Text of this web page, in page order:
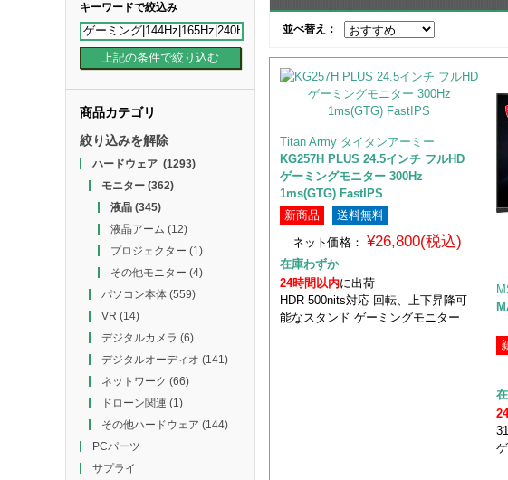
キーワードで絞込み
商品カテゴリ
絞り込みを解除
ハードウェア(1293)
モニター(362)
液晶(345)
液晶アーム (12)
プロジェクター (1)
その他モニター (4)
パソコン本体(559)
VR (14)
デジタルカメラ (6)
デジタルオーディオ (141)
ネットワーク (66)
ドローン関連 (1)
その他ハードウェア (144)
PCパーツ
サプライ
並べ替え：
Titan Army タイタンアーミー
KG257H PLUS 24.5インチ フルHD
ゲーミングモニター 300Hz
1ms(GTG) FastIPS
新商品
送料無料
ネット価格：
¥26,800(税込)
在庫わずか
24時間以内に出荷
HDR 500nits対応 回転、上下昇降可
能なスタンド ゲーミングモニター